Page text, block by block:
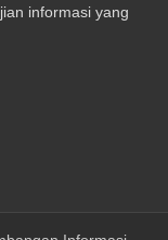
informasi yang